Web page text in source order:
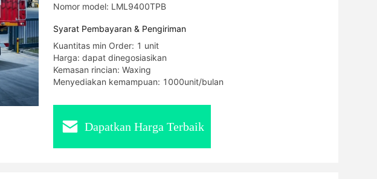
Nomor model: LML9400TPB
Syarat Pembayaran & Pengiriman
Kuantitas min Order: 1 unit
Harga: dapat dinegosiasikan
Kemasan rincian: Waxing
Menyediakan kemampuan: 1000unit/bulan
Dapatkan Harga Terbaik